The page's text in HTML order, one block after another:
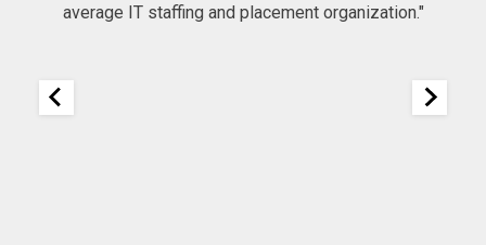
average IT staffing and placement organization."